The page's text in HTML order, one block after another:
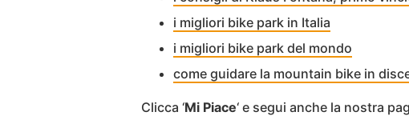
i migliori bike park in Italia
i migliori bike park del mondo
come guidare la mountain bike in
Clicca ‘Mi Piace‘ e segui anche la nostra